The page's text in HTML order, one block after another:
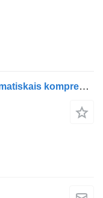
DAF Air compressor 2020655 pneimatiskais kompresors paredzēts DAF kravas automašīnas